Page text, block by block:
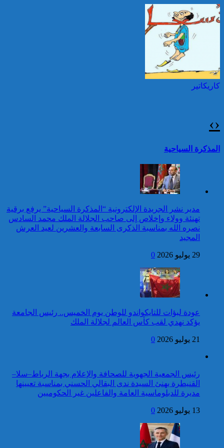
حرائق الغابات : الاتحاد
الأوروبي يعبئ إمكانياته
لدعم فرنسا والبرتغال
بالمناطق الحضرية خلال
حصيلة حوادث السير
بالمناطق الحضرية خلال
الأسبوع المنصرم
حصيلة حوادث السير
بالمناطق الحضرية خلال
الأسبوع المنصرم
مقدونيا الشمالية بمناسبة عيد
العرش المجيد
عيد العرش: جلالة الملك
يتوصل ببرقية تهنئة من رئيس
جمهورية ليتوانيا
برقية تهنئة إلى جلالة الملك
من رئيس جمهورية الرأس
الأخضر بمناسبة عيد العرش
برقية تهنئة إلى جلالة الملك
من رئيس غانا بمناسبة عيد
توقيف شخصين هددا شرطيا
بسكينين خلال محاولة سرقة ليلا
تقرير: 67,7% من الأشخاص في
وضعية إعاقة لم يبلغوا أي مستوى
المديرية العامة للأمن الوطني تؤكد
بريطانية بشأن “اعتقال” مواطن
بريطاني عارية من الصحة
في ارتكاب جريمة السرقة
المقرونة بالضرب والجرح المفضي
للموت كان ضحيتها مواطن أجنبي
كاريكاتير
كاريكاتير
كاريكاتير
كاريكاتير
‹
›
المذكرة السياحية
مدير نشر الجريدة الإلكترونية “المذكرة السياحية” يرفع برقية
تهنئة وولاء وإخلاص إلى صاحب الجلالة الملك محمد السادس
نصره الله بمناسبة الذكرى السابعة والعشرين لعيد العرش
المجيد
29 يوليو 2026 0
عودة لبؤات للتايكواندو للوطن يوم الخميس.. رئيس الجامعة
يؤكد نهدي لقب كأس العالم لجلالة الملك
21 يوليو 2026 0
رئيس الجمعية الجهوية للصحافة والإعلام بجهة الرباط–سلا–
القنيطرة يهنئ السيدة ندى البقالي الحسني بمناسبة تعيينها
مديرة للدبلوماسية العامة والفاعلين غير الحكوميين
13 يوليو 2026 0